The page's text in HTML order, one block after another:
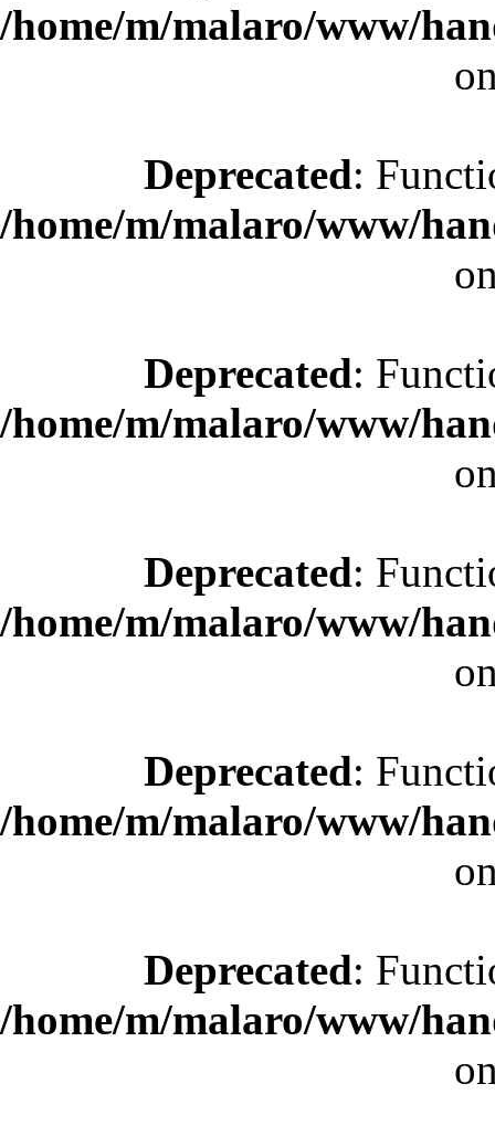
/home/m/malaro/www/
Deprecated:
/home/m/malaro/www/
Deprecated:
/home/m/malaro/www/
Deprecated:
/home/m/malaro/www/
Deprecated:
/home/m/malaro/www/
Deprecated:
/home/m/malaro/www/